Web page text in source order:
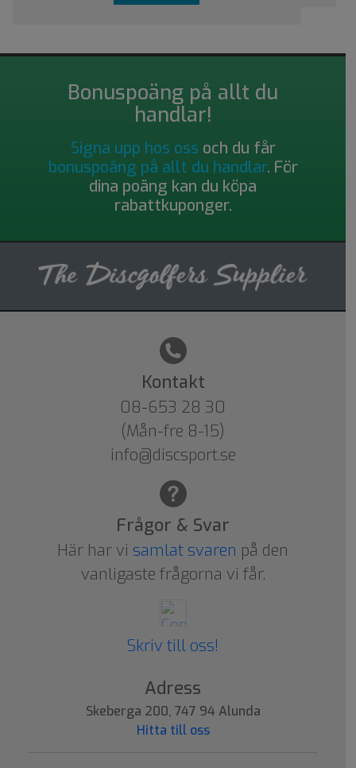
Bonuspoäng på allt du
handlar!
Signa upp hos oss och du får
bonuspoäng på allt du handlar. För
dina poäng kan du köpa
rabattkuponger.
Kontakt
08-653 28 30
(Mån-fre 8-15)
info@discsport.se
Frågor & Svar
Här har vi samlat svaren på den
vanligaste frågorna vi får.
Skriv till oss!
Adress
Skeberga 200, 747 94 Alunda
Hitta till oss